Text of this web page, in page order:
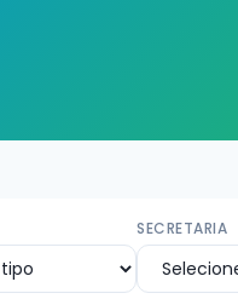
SECRETARIA